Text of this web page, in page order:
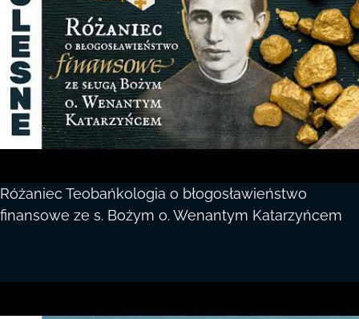
Różaniec Teobańkologia o błogosławieństwo
finansowe ze s. Bożym o. Wenantym Katarzyńcem